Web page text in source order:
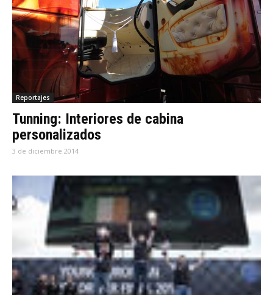
Reportajes
Tunning: Interiores de cabina
personalizados
3 de diciembre 2014